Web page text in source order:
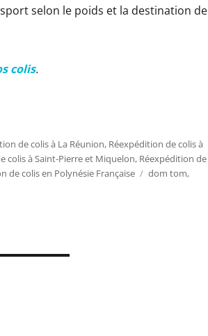
selon le poids et la destination de
colis.
de colis à La Réunion, Réexpédition de colis à
colis à Saint-Pierre et Miquelon, Réexpédition de
de colis en Polynésie Française Étiquettes
dom tom,